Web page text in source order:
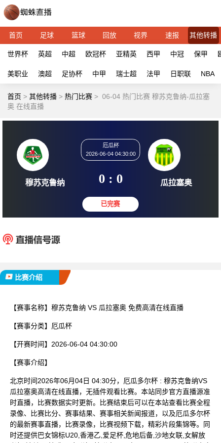
首页 足球 篮球 回放 视界 速报 其他转播
世界杯 英超 中超 欧冠杯 亚精英 西甲 中冠 保甲
美职业 澳超 足协杯 中甲 瑞士超 法甲 日职联 NBA
首页 > 其他转播 > 热门比赛 > 06-04 热门比赛 穆苏克鲁纳-瓜拉塞
奥 在线直播
2026-06-04 04:30:00
0 : 0
比赛介绍
【赛事名称】 穆苏克鲁纳 VS 瓜拉塞奥 免费高清在线直播
【赛事分类】 厄瓜杯
【开赛时间】 2026-06-04 04:30:00
【赛事介绍】
北京时间2026年06月04日 04:30分，厄瓜多尔杯 : 穆苏克鲁纳VS
瓜拉塞奥高清在线直播，无插件观看比赛。本站同步官方直播源准
时直播，比赛数据实时更新。比赛结束后可以在本站查看比赛全程
录像、比赛比分、赛事结果、赛事相关新闻报道，以及厄瓜多尔杯
的最新赛事直播，比赛录像，比赛视频下载，精彩片段集锦等。同
时还提供巴女锦标U20,香港乙,爱足杯,危地后备,沙地女联,女解放